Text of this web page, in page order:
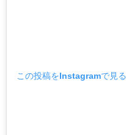
この投稿をInstagramで見る